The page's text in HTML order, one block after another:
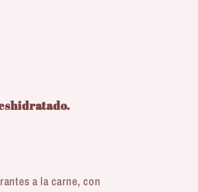
a la carne, con